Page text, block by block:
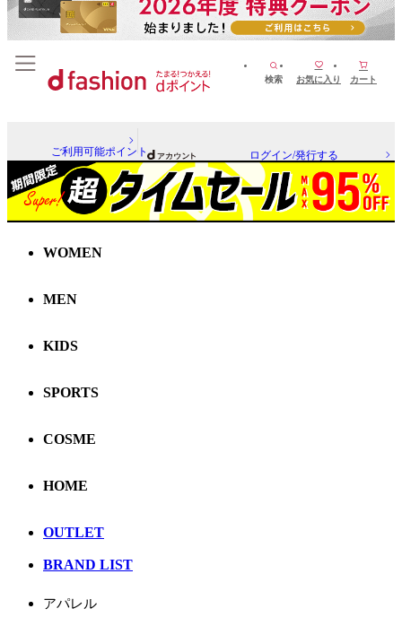
検索 お気に入り カート
ご利用可能ポイント ログイン/発行する
WOMEN
MEN
KIDS
SPORTS
COSME
HOME
OUTLET
BRAND LIST
アパレル